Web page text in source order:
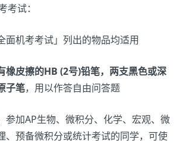
考试：
面机考考试」列出的物品均适用
橡皮擦的HB (2号)铅笔，两支黑色或深
子笔，用以作答自由问答题
参加AP生物、微积分、化学、宏观、微
、预备微积分或统计考试的同学，可使